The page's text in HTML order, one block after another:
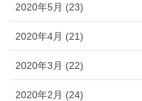
2020年5月 (23)
2020年4月 (21)
2020年3月 (22)
2020年2月 (24)